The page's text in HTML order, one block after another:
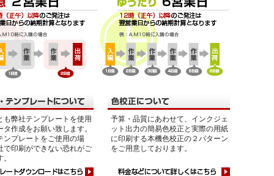
も弊社テンプレートを使用
タ作成をお願い致します。
ンプレートをご使用の場
で印刷ができない恐れがご
予算・品質にあわせて、インクジェ
ット出力の簡易色校正と実際の用紙
に印刷する本機色校正の２パターン
をご用意しております。